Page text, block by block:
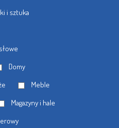
i sztuka
Domy
Meble
Magazyny i hale